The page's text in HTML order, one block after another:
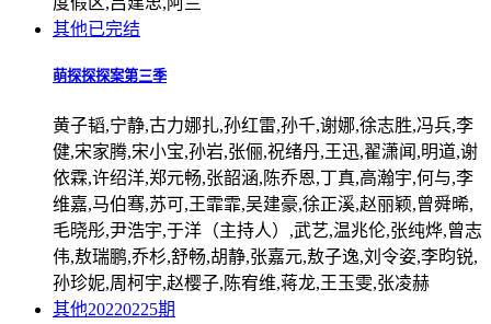
其他已完结
萌探探探案第三季
黄子韬,宁静,古力娜扎,孙红雷,孙千,谢娜,徐志胜,冯兵,李
健,宋家腾,宋小宝,孙岩,张俪,祝绪丹,王迅,翟潇闻,明道,谢
依霖,许绍洋,郑元畅,张韶涵,陈乔恩,丁真,高瀚宇,何与,李
维嘉,马伯骞,苏可,王霏霏,吴建豪,徐正溪,赵丽颖,曾舜晞,
毛晓彤,尹浩宇,于洋（主持人）,武艺,温兆伦,张纯烨,曾志
伟,敖瑞鹏,乔杉,舒畅,胡静,张嘉元,敖子逸,刘令姿,李昀锐,
孙珍妮,周柯宇,赵樱子,陈宥维,蒋龙,王玉雯,张凌赫
其他20220225期